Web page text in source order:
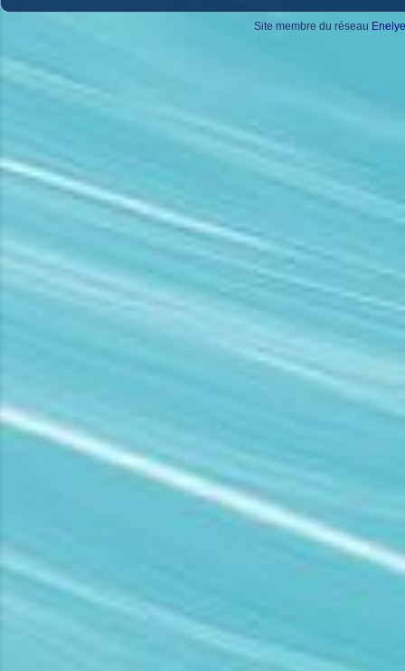
Site membre du réseau Enelye